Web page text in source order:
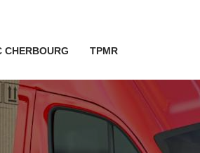
CHERBOURG TPMR